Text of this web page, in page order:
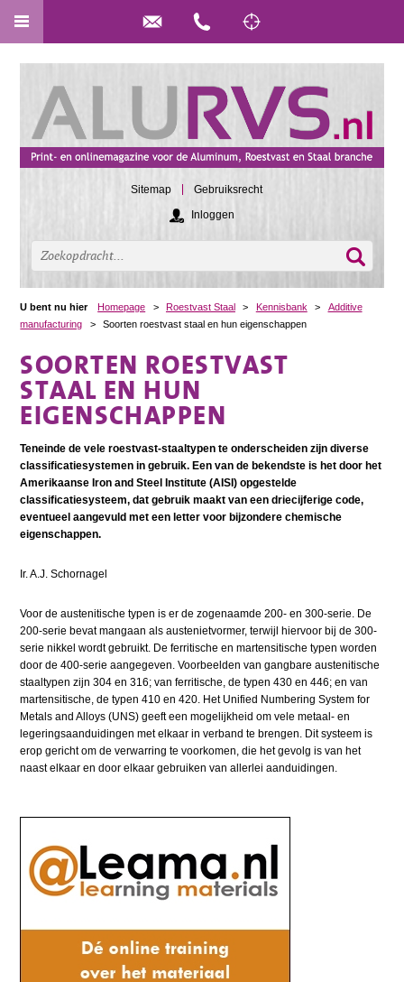
Sitemap
Gebruiksrecht
Inloggen
U bent nu hier Homepage > Roestvast Staal > Kennisbank >
Additive
manufacturing
> Soorten roestvast staal en hun eigenschappen
SOORTEN ROESTVAST
STAAL EN HUN
EIGENSCHAPPEN
Teneinde de vele roestvast-staaltypen te onderscheiden zijn diverse
classificatiesystemen in gebruik. Een van de bekendste is het door het
Amerikaanse Iron and Steel Institute (AISI) opgestelde
classificatiesysteem, dat gebruik maakt van een driecijferige code,
eventueel aangevuld met een letter voor bijzondere chemische
eigenschappen.
Ir. A.J. Schornagel
Voor de austenitische typen is er de zogenaamde 200- en 300-serie. De
200-serie bevat mangaan als austenietvormer, terwijl hiervoor bij de 300-
serie nikkel wordt gebruikt. De ferritische en martensitische typen worden
door de 400-serie aangegeven. Voorbeelden van gangbare austenitische
staaltypen zijn 304 en 316; van ferritische, de typen 430 en 446; en van
martensitische, de typen 410 en 420. Het Unified Numbering System for
Metals and Alloys (UNS) geeft een mogelijkheid om vele metaal- en
legeringsaanduidingen met elkaar in verband te brengen. Dit systeem is
erop gericht om de verwarring te voorkomen, die het gevolg is van het
naast elkaar en door elkaar gebruiken van allerlei aanduidingen.